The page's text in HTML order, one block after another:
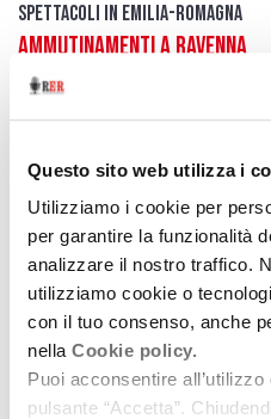
Questo sito web utilizza i
Utilizziamo i cookie per
per garantire la funzionalità
analizzare il nostro traffico.
utilizziamo cookie o
con il tuo consenso, anche
nella Cookie policy.
Puoi acconsentire
pulsante “Accetta”.
Spettacoli in Emilia-Romagna
Ammutinamenti a Ravenna
16 settembre 2014
vari luoghi del centro
Ascolta download